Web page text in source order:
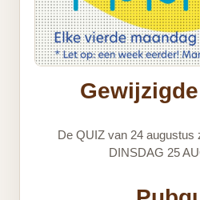
De QUIZ van 24 augustus
DINSDAG 25